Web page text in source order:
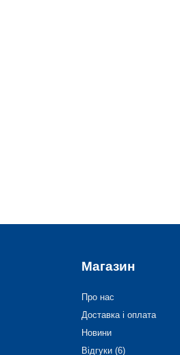
Магазин
Про нас
Доставка і оплата
Новини
Відгуки (6)